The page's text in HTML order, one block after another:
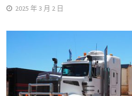
2025 年 3 月 2 日